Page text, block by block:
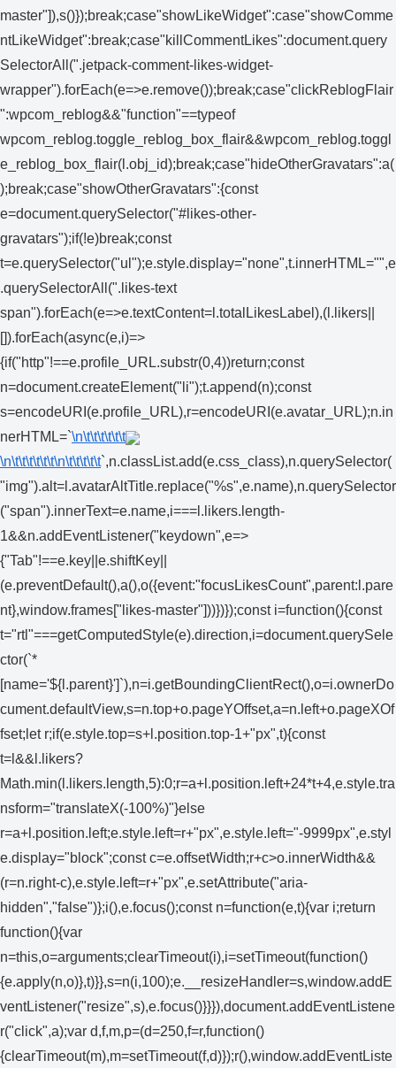
master"]),s()});break;case"showLikeWidget":case"showComme
ntLikeWidget":break;case"killCommentLikes":document.query
SelectorAll(".jetpack-comment-likes-widget-
wrapper").forEach(e=>e.remove());break;case"clickReblogFlair
":wpcom_reblog&&"function"==typeof
wpcom_reblog.toggle_reblog_box_flair&&wpcom_reblog.toggl
e_reblog_box_flair(l.obj_id);break;case"hideOtherGravatars":a(
);break;case"showOtherGravatars":{const
e=document.querySelector("#likes-other-
gravatars");if(!e)break;const
t=e.querySelector("ul");e.style.display="none",t.innerHTML="",e
.querySelectorAll(".likes-text
span").forEach(e=>e.textContent=l.totalLikesLabel),(l.likers||
[]).forEach(async(e,i)=>
{if("http"!==e.profile_URL.substr(0,4))return;const
n=document.createElement("li");t.append(n);const
s=encodeURI(e.profile_URL),r=encodeURI(e.avatar_URL);n.in
nerHTML=`\n\t\t\t\t\t\t
\n\t\t\t\t\t\t\n\t\t\t\t\t`,n.classList.add(e.css_class),n.querySelector(
"img").alt=l.avatarAltTitle.replace("%s",e.name),n.querySelector
("span").innerText=e.name,i===l.likers.length-
1&&n.addEventListener("keydown",e=>
{"Tab"!==e.key||e.shiftKey||
(e.preventDefault(),a(),o({event:"focusLikesCount",parent:l.pare
nt},window.frames["likes-master"]))})});const i=function(){const
t="rtl"===getComputedStyle(e).direction,i=document.querySele
ctor(`*
[name='${l.parent}']`),n=i.getBoundingClientRect(),o=i.ownerDo
cument.defaultView,s=n.top+o.pageYOffset,a=n.left+o.pageXOf
fset;let r;if(e.style.top=s+l.position.top-1+"px",t){const
t=l&&l.likers?
Math.min(l.likers.length,5):0;r=a+l.position.left+24*t+4,e.style.tra
nsform="translateX(-100%)"}else
r=a+l.position.left;e.style.left=r+"px",e.style.left="-9999px",e.styl
e.display="block";const c=e.offsetWidth;r+c>o.innerWidth&&
(r=n.right-c),e.style.left=r+"px",e.setAttribute("aria-
hidden","false")};i(),e.focus();const n=function(e,t){var i;return
function(){var
n=this,o=arguments;clearTimeout(i),i=setTimeout(function()
{e.apply(n,o)},t)}},s=n(i,100);e.__resizeHandler=s,window.addE
ventListener("resize",s),e.focus()}}}),document.addEventListene
r("click",a);var d,f,m,p=(d=250,f=r,function()
{clearTimeout(m),m=setTimeout(f,d)});r(),window.addEventListe